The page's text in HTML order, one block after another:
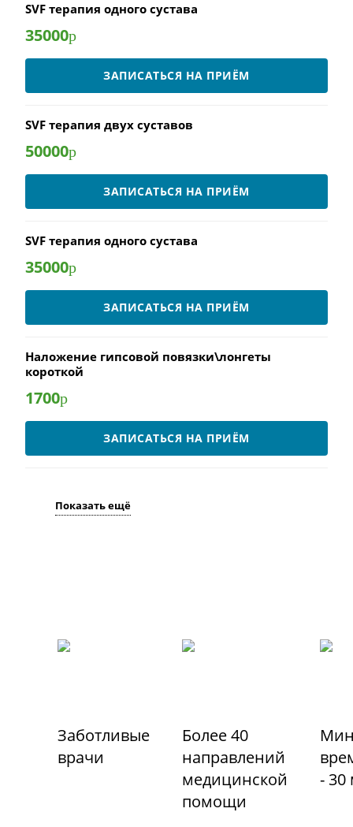
SVF терапия одного сустава
35000р
ЗАПИСАТЬСЯ НА ПРИЁМ
SVF терапия двух суставов
50000р
ЗАПИСАТЬСЯ НА ПРИЁМ
SVF терапия одного сустава
35000р
ЗАПИСАТЬСЯ НА ПРИЁМ
Наложение гипсовой повязки\лонгеты
короткой
1700р
ЗАПИСАТЬСЯ НА ПРИЁМ
Показать ещё
Заботливые
врачи
Более 40
направлений
медицинской
помощи
- 30